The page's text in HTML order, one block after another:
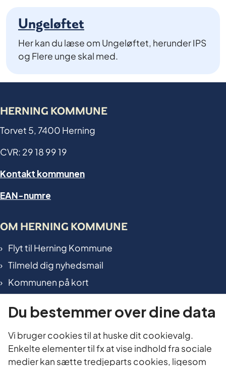
Ungeløftet
Her kan du læse om Ungeløftet, herunder IPS
og Flere unge skal med.
HERNING KOMMUNE
Torvet 5, 7400 Herning
CVR: 29 18 99 19
Kontakt kommunen
EAN-numre
OM HERNING KOMMUNE
Flyt til Herning Kommune
Tilmeld dig nyhedsmail
Kommunen på kort
International in Herning
TILGÆNGELIGHED OG DATA
Tilgængelighedserklæring
Du bestemmer over dine data
Vi bruger cookies til at huske dit cookievalg.
Enkelte elementer til fx at vise indhold fra sociale
medier kan sætte tredjeparts cookies, ligesom